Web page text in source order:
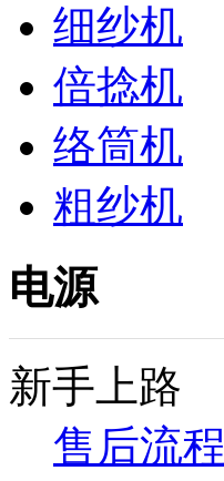
细纱机
倍捻机
络筒机
粗纱机
电源
新手上路
售后流程